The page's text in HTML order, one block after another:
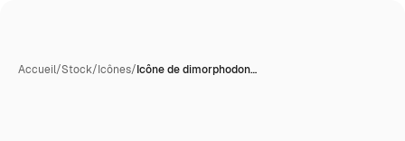
Accueil/Stock/Icônes/Icône de dimorphodon…